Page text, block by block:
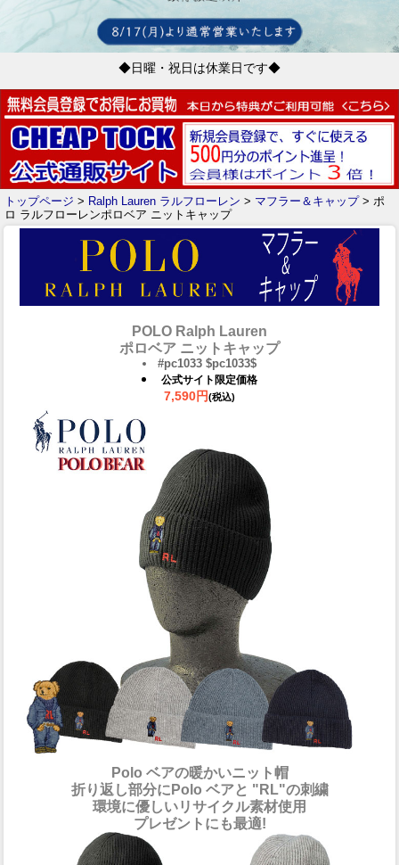
◆日曜・祝日は休業日です◆
トップページ > Ralph Lauren ラルフローレン > マフラー＆キャップ> ポ
ロ ラルフローレンポロベア ニットキャップ
POLO Ralph Lauren
ポロベア ニットキャップ
#pc1033 $pc1033$
公式サイト限定価格
7,590円(税込)
Polo ベアの暖かいニット帽
折り返し部分にPolo ベアと "RL"の刺繍
環境に優しいリサイクル素材使用
プレゼントにも最適!